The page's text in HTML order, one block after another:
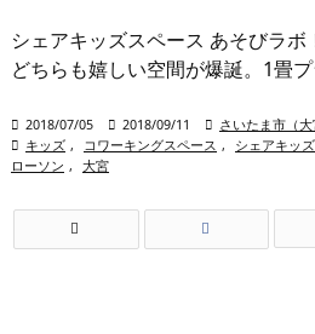
シェアキッズスペース あそびラ
どちらも嬉しい空間が爆誕。1畳
 2018/07/05  2018/09/11  さいたま市（
 キッズ , コワーキングスペース , シェアキッ
ローソン , 大宮